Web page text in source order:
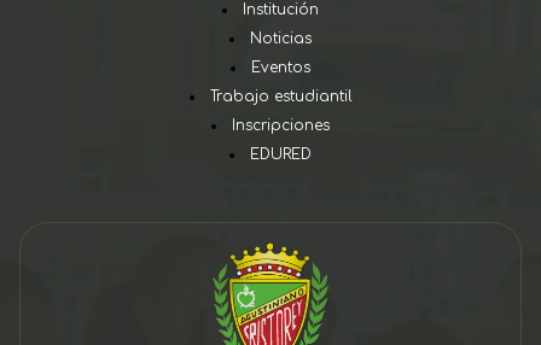
Institución
Noticias
Eventos
Trabajo estudiantil
Inscripciones
EDURED